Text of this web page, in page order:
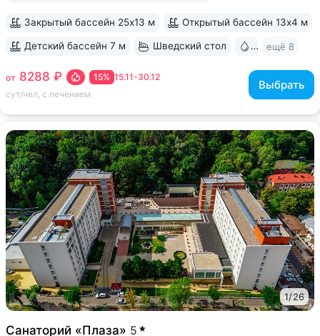
15.11-30.12
15%
от 8288 ₽
сут/чел, с лечением
Выбрать
Закрытый бассейн 25х13 м Открытый бассейн 13x4 м
Детский бассейн 7 м Шведский стол Бювет
ещё 8
1/26
Санаторий «Плаза» 5